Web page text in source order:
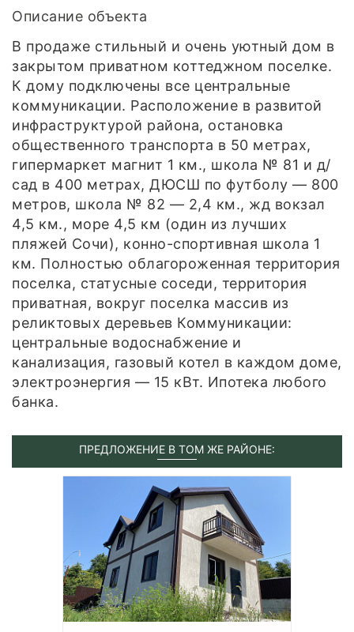
Описание объекта
В продаже стильный и очень уютный дом в
закрытом приватном коттеджном поселке.
К дому подключены все центральные
коммуникации. Расположение в развитой
инфраструктурой района, остановка
общественного транспорта в 50 метрах,
гипермаркет магнит 1 км., школа № 81 и д/
сад в 400 метрах, ДЮСШ по футболу — 800
метров, школа № 82 — 2,4 км., жд вокзал
4,5 км., море 4,5 км (один из лучших
пляжей Сочи), конно-спортивная школа 1
км. Полностью облагороженная территория
поселка, статусные соседи, территория
приватная, вокруг поселка массив из
реликтовых деревьев Коммуникации:
центральные водоснабжение и
канализация, газовый котел в каждом доме,
электроэнергия — 15 кВт. Ипотека любого
банка.
ПРЕДЛОЖЕНИЕ В ТОМ ЖЕ РАЙОНЕ: